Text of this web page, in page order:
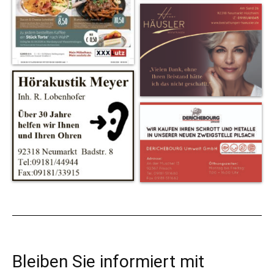
Bleiben Sie informiert mit